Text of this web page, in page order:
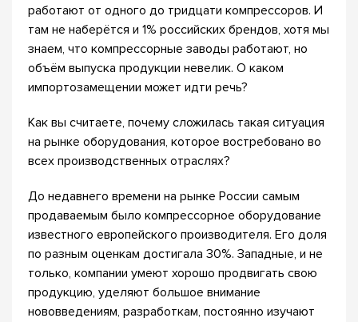
работают от одного до тридцати компрессоров. И
там не наберётся и 1% российских брендов, хотя мы
знаем, что компрессорные заводы работают, но
объём выпуска продукции невелик. О каком
импортозамещении может идти речь?
Как вы считаете, почему сложилась такая ситуация
на рынке оборудования, которое востребовано во
всех производственных отраслях?
До недавнего времени на рынке России самым
продаваемым было компрессорное оборудование
известного европейского производителя. Его доля
по разным оценкам достигала 30%. Западные, и не
только, компании умеют хорошо продвигать свою
продукцию, уделяют большое внимание
нововведениям, разработкам, постоянно изучают